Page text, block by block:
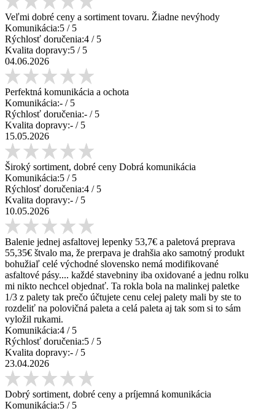
Veľmi dobré ceny a sortiment tovaru. Žiadne nevýhody
Komunikácia:5 / 5
Rýchlosť doručenia:4 / 5
Kvalita dopravy:5 / 5
04.06.2026
Perfektná komunikácia a ochota
Komunikácia:- / 5
Rýchlosť doručenia:- / 5
Kvalita dopravy:- / 5
15.05.2026
Široký sortiment, dobré ceny Dobrá komunikácia
Komunikácia:5 / 5
Rýchlosť doručenia:4 / 5
Kvalita dopravy:- / 5
10.05.2026
Balenie jednej asfaltovej lepenky 53,7€ a paletová preprava
55,35€ štvalo ma, že prerpava je drahšia ako samotný produkt
bohužiaľ celé východné slovensko nemá modifikované
asfaltové pásy.... každé stavebniny iba oxidované a jednu rolku
mi nikto nechcel objednať. Ta rokla bola na malinkej paletke
1/3 z palety tak prečo účtujete cenu celej palety mali by ste to
rozdeliť na polovičná paleta a celá paleta aj tak som si to sám
vyložil rukami.
Komunikácia:4 / 5
Rýchlosť doručenia:5 / 5
Kvalita dopravy:- / 5
23.04.2026
Dobrý sortiment, dobré ceny a príjemná komunikácia
Komunikácia:5 / 5